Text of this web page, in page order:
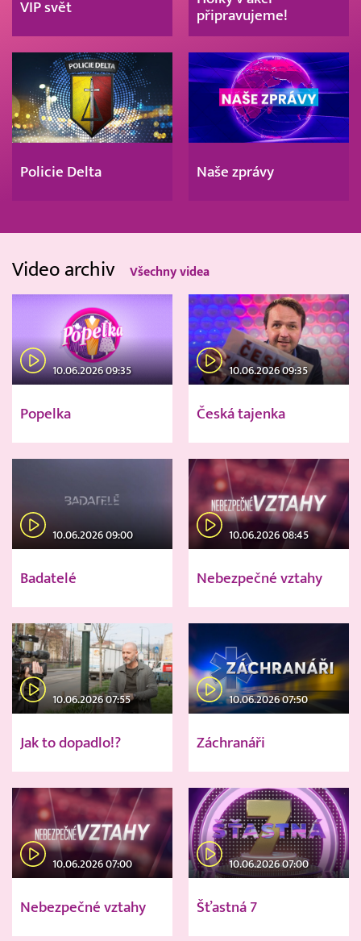
VIP svět
připravujeme!
Policie Delta Naše zprávy
Video archiv Všechny videa
10.06.2026 09:35
Popelka
10.06.2026 09:35
Česká tajenka
10.06.2026 09:00
Badatelé
10.06.2026 08:45
Nebezpečné vztahy
10.06.2026 07:55
Jak to dopadlo!?
10.06.2026 07:50
Záchranáři
10.06.2026 07:00
Nebezpečné vztahy
10.06.2026 07:00
Šťastná 7